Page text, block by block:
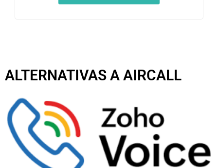
ALTERNATIVAS A AIRCALL